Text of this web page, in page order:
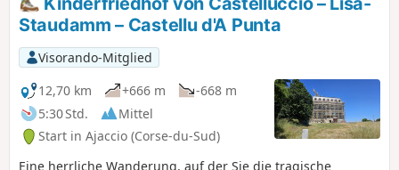
Ihnen auf der linken Seite Ausblicke auf die Strände von
Capo di Feno und Saint-Antoine. Optional können Sie auf
der rechten Seite zur Punta di Karsthöhle gelangen, aber
Vorsicht, die Enttäuschung kann groß sein, wenn die
Macchia nicht freigelegt ist. Schließlich erreichen Sie den
unzugänglichsten und geheimsten genuesischen Turm der
Region: Einsamkeit und ein Gefühl von Geheimnis sind
garantiert. Diese Wanderung ist eine Rundwanderung auf
vergessenen und nicht gepflegten Wegen, durch dichte
Staudamm – Castellu d'A Punta
Visorando-Mitglied
12,70 km
+666 m
-668 m
5:30 Std.
Mittel
Start in Ajaccio (Corse-du-Sud)
Eine herrliche Wanderung, auf der Sie die tragische